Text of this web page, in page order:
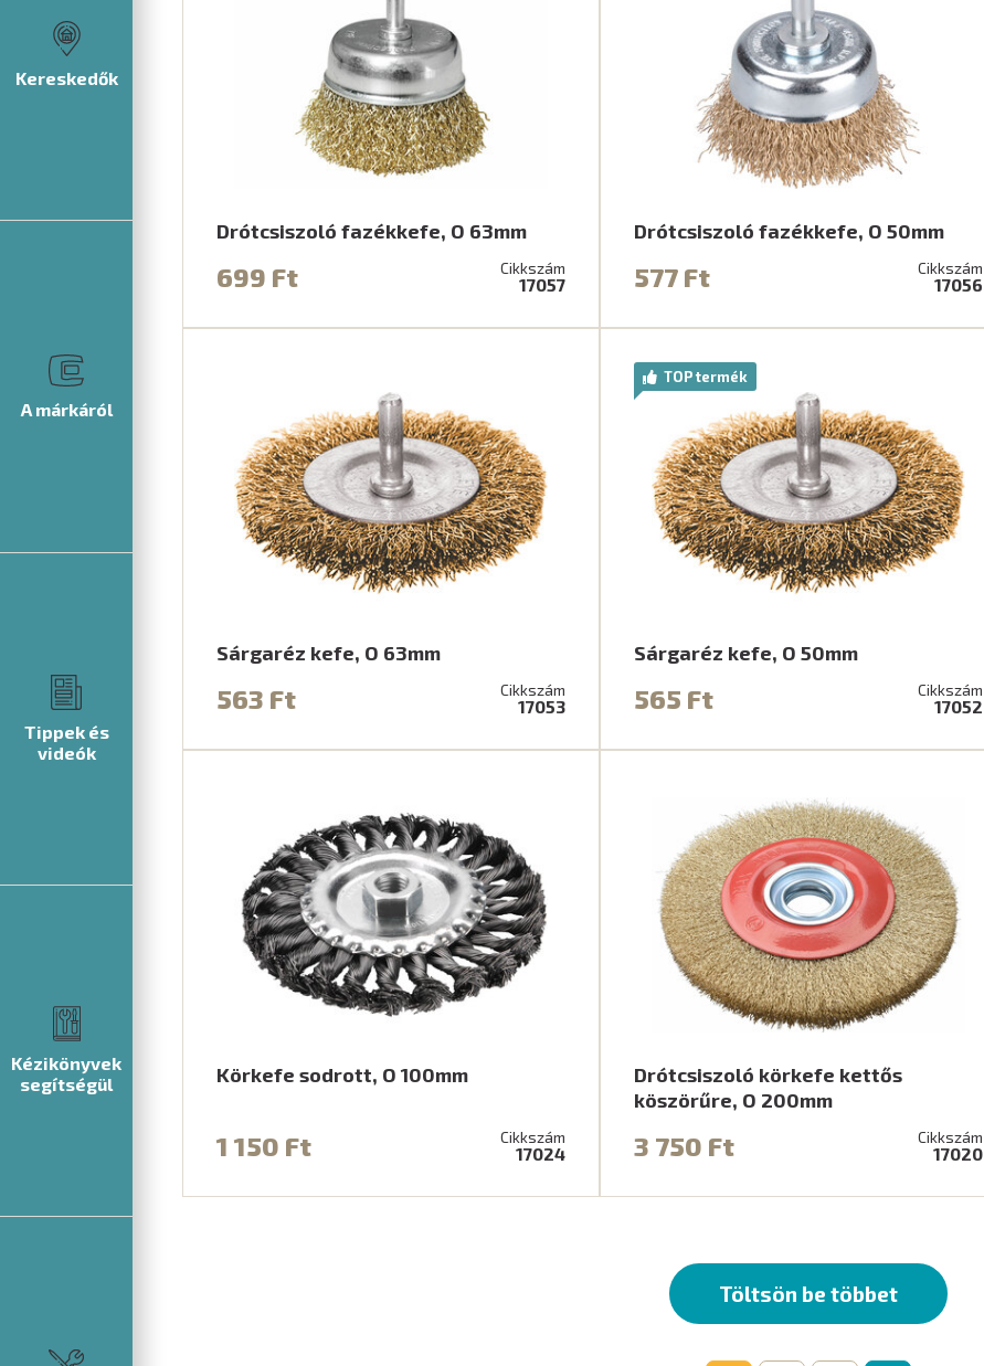
Kereskedők
A márkáról
Tippek és
videók
Kézikönyvek
segítségül
Drótcsiszoló fazékkefe, O 63mm
699 Ft Cikkszám
17057
Drótcsiszoló fazékkefe, O 50mm
577 Ft Cikkszám
17056
Sárgaréz kefe, O 63mm
563 Ft Cikkszám
17053
TOP termék
Sárgaréz kefe, O 50mm
565 Ft Cikkszám
17052
Körkefe sodrott, O 100mm
1 150 Ft Cikkszám
17024
Drótcsiszoló körkefe kettős
köszörűre, O 200mm
3 750 Ft Cikkszám
17020
Töltsön be többet